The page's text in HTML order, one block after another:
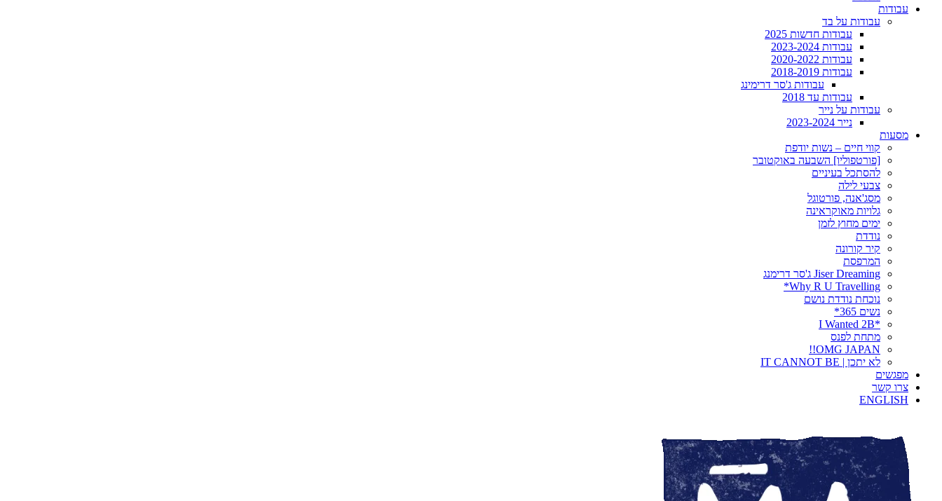
עבודות
עבודות על בד
עבודות חדשות 2025
עבודות 2023-2024
עבודות 2020-2022
עבודות 2018-2019
עבודות ג'סר דרימינג
עבודות עד 2018
עבודות על נייר
נייר 2023-2024
מסעות
קווי חיים – נשות יודפת
[פורטפוליו] השבעה באוקטובר
להסתכל בעיניים
צבעי לילה
מסג'אנה, פורטוגל
גלויות מאוקראינה
ימים מחוץ לזמן
נודדת
קיר קורונה
המרפסת
Jiser Dreaming ג'סר דרימנג
Why R U Travelling*
נוכחת נודדת נושם
נשים 365*
*I Wanted 2B
מתחת לפנס
OMG JAPAN!!
לא יתכן | IT CANNOT BE
מפגשים
צרו קשר
ENGLISH